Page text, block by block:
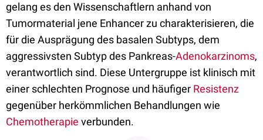
gelang es den Wissenschaftlern anhand von
Tumormaterial jene Enhancer zu charakterisieren, die
für die Ausprägung des basalen Subtyps, dem
aggressivsten Subtyp des Pankreas-Adenokarzinoms,
verantwortlich sind. Diese Untergruppe ist klinisch mit
einer schlechten Prognose und häufiger Resistenz
gegenüber herkömmlichen Behandlungen wie
Chemotherapie verbunden.